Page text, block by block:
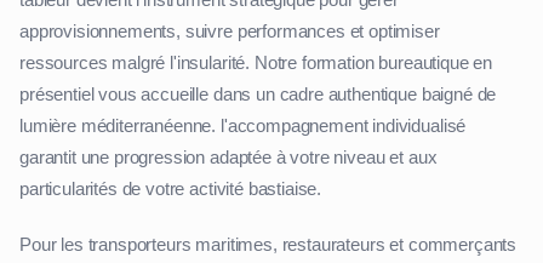
approvisionnements, suivre performances et optimiser
ressources malgré l'insularité. Notre formation bureautique en
présentiel vous accueille dans un cadre authentique baigné de
lumière méditerranéenne. l'accompagnement individualisé
garantit une progression adaptée à votre niveau et aux
particularités de votre activité bastiaise.
Pour les transporteurs maritimes, restaurateurs et commerçants